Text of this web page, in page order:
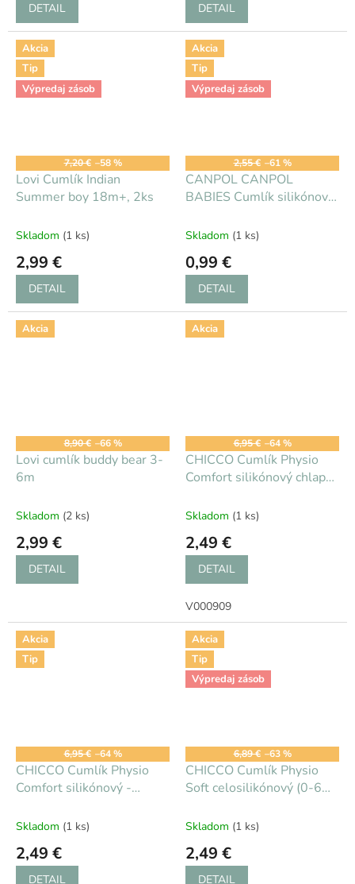
DETAIL DETAIL
Akcia
Tip
Výpredaj zásob
7,20 € –58 %
Lovi Cumlík Indian
Summer boy 18m+, 2ks
Skladom (1 ks)
2,99 €
DETAIL
Akcia
Tip
Výpredaj zásob
2,55 € –61 %
CANPOL CANPOL
BABIES Cumlík silikónový
Newborn Baby - modrá
Skladom (1 ks)
0,99 €
DETAIL
Akcia
8,90 € –66 %
Lovi cumlík buddy bear 3-
6m
Skladom (2 ks)
2,99 €
DETAIL
Akcia
6,95 € –64 %
CHICCO Cumlík Physio
Comfort silikónový chlapec
Skladom (1 ks)
2,49 €
DETAIL
V000909
Akcia
Tip
6,95 € –64 %
CHICCO Cumlík Physio
Comfort silikónový -
Skladom (1 ks)
2,49 €
DETAIL
Akcia
Tip
Výpredaj zásob
6,89 € –63 %
CHICCO Cumlík Physio
Soft celosilikónový (0-6
Skladom (1 ks)
2,49 €
DETAIL